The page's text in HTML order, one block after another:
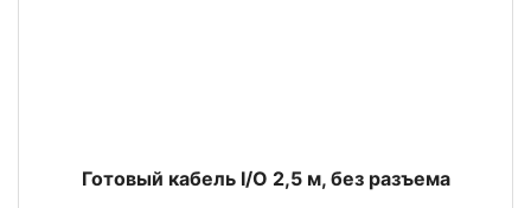
Готовый кабель I/O 2,5 м, без разъема